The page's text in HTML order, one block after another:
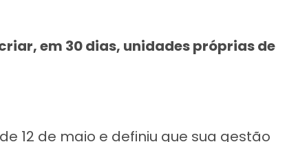
em 30 dias, unidades próprias de
12 de maio e definiu que sua gestão